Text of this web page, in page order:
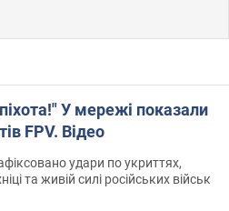
У мережі показали
FPV. Відео
удари по укриттях,
та живій силі російських військ